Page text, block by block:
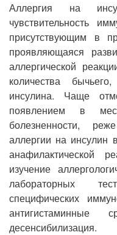
Аллергия на
чувствительность
присутствующим в
проявляющаяся
аллергической
количества
инсулина. Чаще
появлением в
болезненности,
аллергии на инсулин
анафилактической
изучение
лабораторных
специфических
антигистаминные
десенсибилизация.